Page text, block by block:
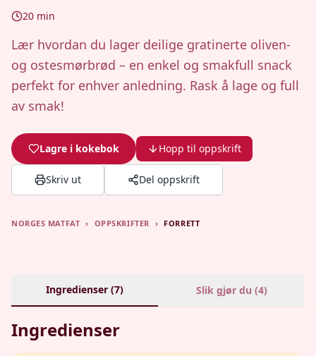
20 min
Lær hvordan du lager deilige gratinerte oliven-
og ostesmørbrød – en enkel og smakfull snack
perfekt for enhver anledning. Rask å lage og full
av smak!
Lagre i kokebok Hopp til oppskrift
Skriv ut Del oppskrift
NORGES MATFAT › OPPSKRIFTER › FORRETT
Ingredienser (7) Slik gjør du (4)
Ingredienser